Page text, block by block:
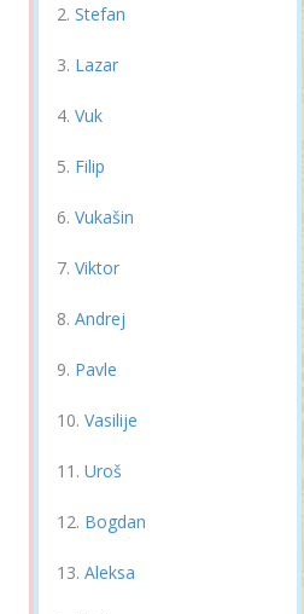
Stefan
Lazar
Vuk
Filip
Vukašin
Viktor
Andrej
Pavle
Vasilije
Uroš
Bogdan
Aleksa